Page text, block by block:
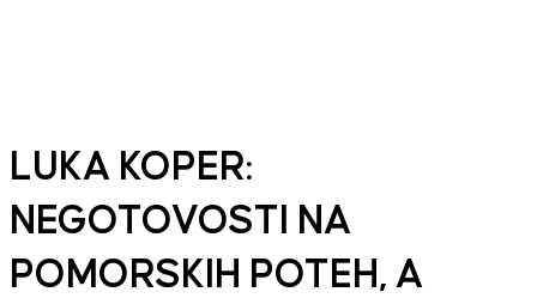
LUKA KOPER:
NEGOTOVOSTI NA
POMORSKIH POTEH, A